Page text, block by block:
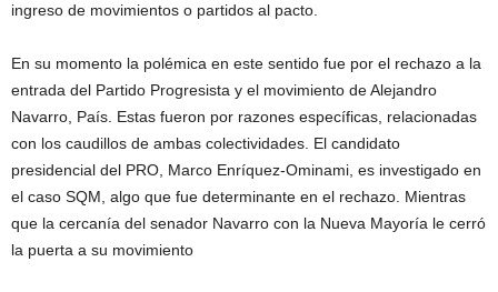
ingreso de movimientos o partidos al pacto.
En su momento la polémica en este sentido fue por el rechazo a la
entrada del Partido Progresista y el movimiento de Alejandro
Navarro, País. Estas fueron por razones específicas, relacionadas
con los caudillos de ambas colectividades. El candidato
presidencial del PRO, Marco Enríquez-Ominami, es investigado en
el caso SQM, algo que fue determinante en el rechazo. Mientras
que la cercanía del senador Navarro con la Nueva Mayoría le cerró
la puerta a su movimiento